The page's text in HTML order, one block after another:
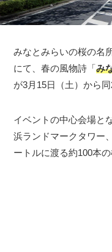
みなとみらいの桜の名
にて、春の風物詩「み
が3月15日（土）から
イベントの中心会場と
浜ランドマークタワー
ートルに渡る約100本の